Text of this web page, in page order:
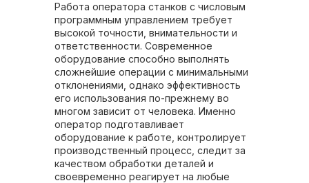
Работа оператора станков с числовым
программным управлением требует
высокой точности, внимательности и
ответственности. Современное
оборудование способно выполнять
сложнейшие операции с минимальными
отклонениями, однако эффективность
его использования по-прежнему во
многом зависит от человека. Именно
оператор подготавливает
оборудование к работе, контролирует
производственный процесс, следит за
качеством обработки деталей и
своевременно реагирует на любые